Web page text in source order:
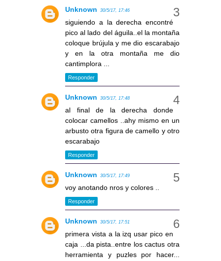
Unknown 30/5/17, 17:46
siguiendo a la derecha encontré
pico al lado del águila..el la montaña
coloque brújula y me dio escarabajo
y en la otra montaña me dio
cantimplora ...
Responder
Unknown 30/5/17, 17:48
al final de la derecha donde
colocar camellos ..ahy mismo en un
arbusto otra figura de camello y otro
escarabajo
Responder
Unknown 30/5/17, 17:49
voy anotando nros y colores ..
Responder
Unknown 30/5/17, 17:51
primera vista a la izq usar pico en
caja ...da pista..entre los cactus otra
herramienta y puzles por hacer...